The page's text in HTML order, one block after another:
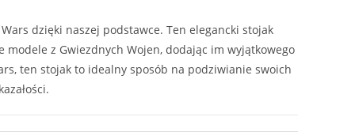
dzięki naszej podstawce. Ten elegancki stojak
z Gwiezdnych Wojen, dodając im wyjątkowego
ten stojak to idealny sposób na podziwianie swoich